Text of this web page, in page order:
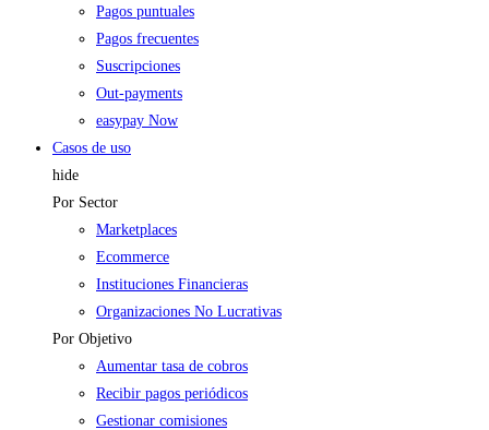
Pagos puntuales
Pagos frecuentes
Suscripciones
Out-payments
easypay Now
Casos de uso
hide
Por Sector
Marketplaces
Ecommerce
Instituciones Financieras
Organizaciones No Lucrativas
Por Objetivo
Aumentar tasa de cobros
Recibir pagos periódicos
Gestionar comisiones